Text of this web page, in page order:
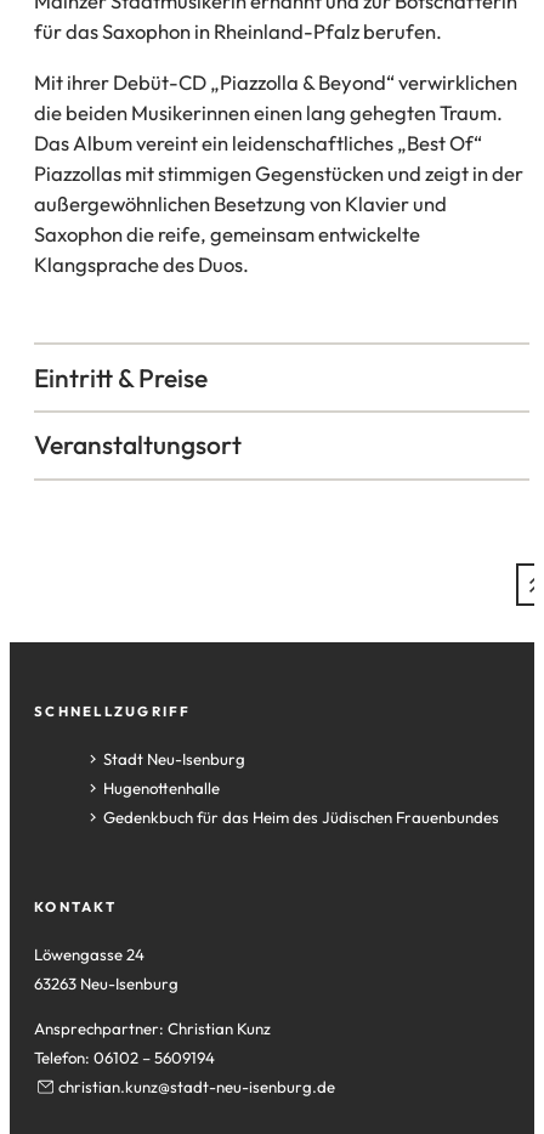
für das Saxophon in Rheinland-Pfalz berufen.
Mit ihrer Debüt-CD „Piazzolla & Beyond“ verwirklichen
die beiden Musikerinnen einen lang gehegten Traum.
Das Album vereint ein leidenschaftliches „Best Of“
Piazzollas mit stimmigen Gegenstücken und zeigt in der
außergewöhnlichen Besetzung von Klavier und
Saxophon die reife, gemeinsam entwickelte
Klangsprache des Duos.
Eintritt & Preise
Veranstaltungsort
Fußzeile
SCHNELLZUGRIFF
Stadt Neu-Isenburg
(Öffnet
in
einem
Hugenottenhalle
(Öffnet
in
Tab)
Gedenkbuch für das Heim des Jüdischen Frauenbundes
(Öffnet
neuen
KONTAKT
Löwengasse 24
63263 Neu-Isenburg
Ansprechpartner: Christian Kunz
Telefon: 06102 – 5609194
christian.kunz
stadt-neu-isenburg de